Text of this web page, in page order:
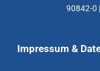
90842-0
Impressum &